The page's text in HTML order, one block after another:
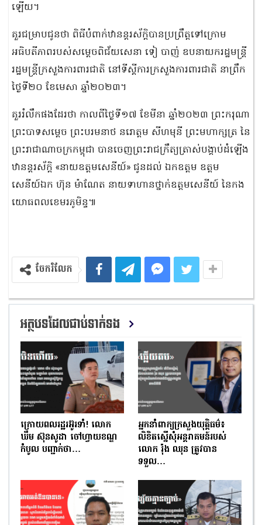
ឡើយ។
គួរជម្រាបជូនថា ពិធីបំពាក់ឋានន្តរស័ក្តិបានប្រព្រឹត្តទៅក្រោម
អធិបតីភាពរបស់សម្តេចពិជ័យសេនា ទៀ បាញ់ ឧបនាយករដ្ឋមន្ត្រី
រដ្ឋមន្ត្រីក្រសួងការពារជាតិ នៅទីស្តីការក្រសួងការពារជាតិ នាព្រឹក
ថ្ងៃទី២០ ខែមេសា ឆ្នាំ២០២៣។
គួររំលឹកផងដែរថា កាលពីថ្ងៃទី១៧ ខែមីនា ឆ្នាំ២០២៣ ព្រះករុណា
ព្រះបាទសម្តេច ព្រះបរមនាថ នរោត្តម សីហមុនី ព្រះមហាក្សត្រ នៃ
ព្រះរាជាណាចក្រកម្ពុជា បានចេញព្រះរាជក្រឹត្យត្រាស់បង្គាប់ដំឡើង
ឋានន្តរស័ក្តិ «នាយឧត្តមសេនីយ៍» ជូនដល់ ឯកឧត្តម ឧត្តម
សេនីយ៍ឯក ហ៊ុន ម៉ាណែត នាយទាហានថ្នាក់ឧត្តមសេនីយ៍ នៃកង
យោធពលខេមរភូមិន្ទ៕
ចែករំលែក
អត្ថបទដែលជាប់ទាក់ទង
ក្រោយពលរដ្ឋរអ៊ូរទាំ! លោក
ឃឹម ស៊ុនសូដា ចៅហ្វាយខណ្ឌ
កំបូល បញ្ជាក់ថា…
អ្នកនាំពាក្យក្រសួងយុត្តិធម៌៖
លិខិតស្នើសុំអន្តរាគមន៍របស់
លោក រ៉ុង ឈុន ត្រូវបាន
ទទួល…